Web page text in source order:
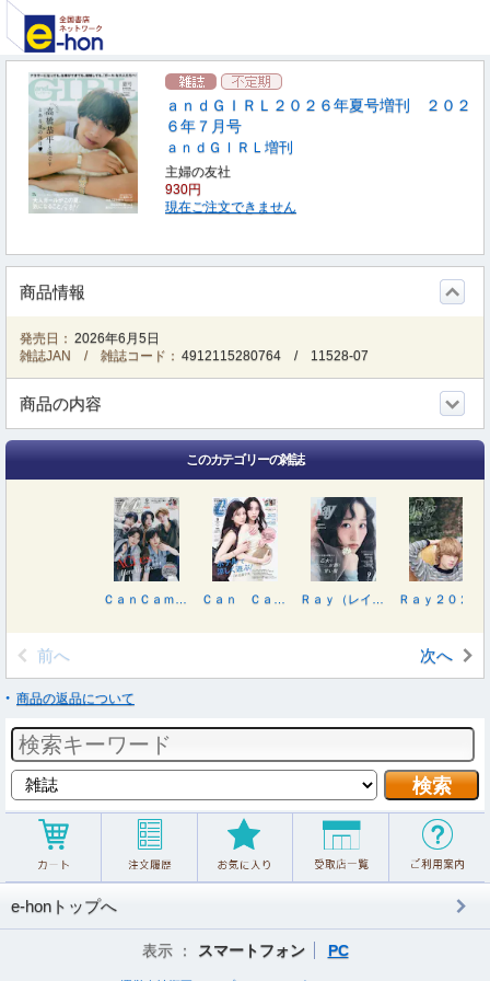
ａｎｄＧＩＲＬ２０２６年夏号増刊 ２０２
６年７月号
ａｎｄＧＩＲＬ増刊
主婦の友社
930円
現在ご注文できません
商品情報
発売日： 2026年6月5日
雑誌JAN / 雑誌コード： 4912115280764 / 11528-07
商品の内容
このカテゴリーの雑誌
前へ 次へ
商品の返品について
e-honトップへ
表示 ： スマートフォン PC